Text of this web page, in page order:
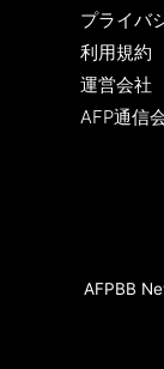
プライバ
利用規約
運営会社
AFP通信
AFPBB